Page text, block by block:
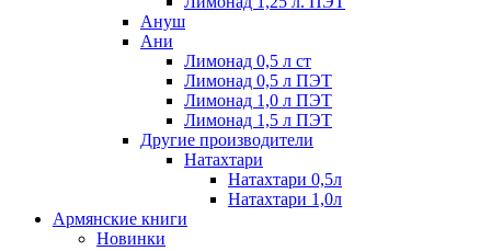
Ануш
Ани
Лимонад 0,5 л ст
Лимонад 0,5 л ПЭТ
Лимонад 1,0 л ПЭТ
Лимонад 1,5 л ПЭТ
Другие производители
Натахтари
Натахтари 0,5л
Натахтари 1,0л
Армянские книги
Новинки